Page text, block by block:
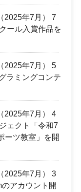
2025年7月） 7
ール入賞作品を
2025年7月） 5
ラミングコンテ
2025年7月） 4
ェクト「令和7
ーツ教室」を開
2025年7月） 3
アカウント開